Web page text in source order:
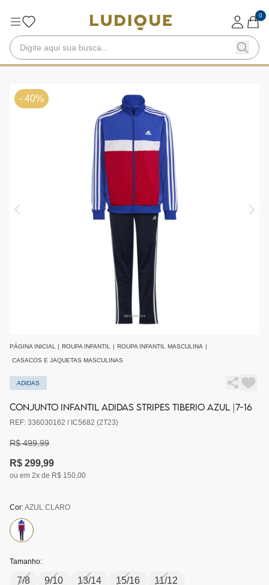
0
PÁGINA INICIAL | ROUPA INFANTIL | ROUPA INFANTIL MASCULINA |
CASACOS E JAQUETAS MASCULINAS
ADIDAS
CONJUNTO INFANTIL ADIDAS STRIPES TIBERIO AZUL |7-16
REF: 336030162 / IC5682 (2T23)
R$ 499,99
R$ 299,99
ou em 2x de R$ 150,00
- 40%
Cor:AZUL CLARO
Tamanho:
7/8 9/10 13/14 15/16 11/12